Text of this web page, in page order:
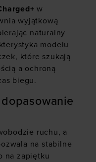
w
wyjątkową
naturalny
modelu
które szukają
a ochroną
biegu.
ruchu, a
na stabilne
na zapiętku